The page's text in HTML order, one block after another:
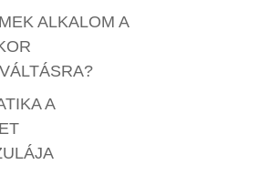
ALKALOM A
A